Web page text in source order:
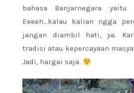
bahasa Banjarnegara yaitu
Eeeeh…kalau kalian ngga
jangan diambil hati, ya.
tradisi atau kepercayaan
Jadi, hargai saja.